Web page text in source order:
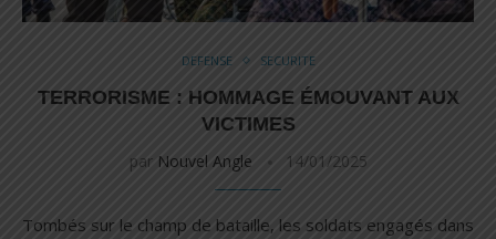
DEFENSE SECURITE
TERRORISME : HOMMAGE ÉMOUVANT AUX
VICTIMES
par Nouvel Angle 14/01/2025
Tombés sur le champ de bataille, les soldats engagés dans